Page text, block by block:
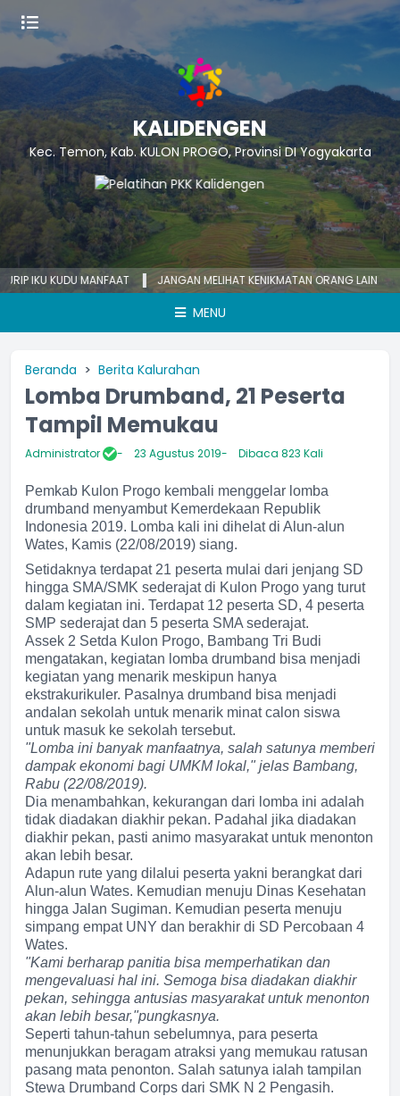
KALIDENGEN
Kec. Temon, Kab. KULON PROGO, Provinsi DI Yogyakarta
KUDU MANFAAT JANGAN MELIHAT KENIKMATAN ORANG LAIN
MENU
Beranda Berita Kalurahan
Lomba Drumband, 21 Peserta
Tampil Memukau
Administrator 23 Agustus 2019 Dibaca 823 Kali
Pemkab Kulon Progo kembali menggelar lomba
drumband menyambut Kemerdekaan Republik
Indonesia 2019. Lomba kali ini dihelat di Alun-alun
Wates, Kamis (22/08/2019) siang.
Setidaknya terdapat 21 peserta mulai dari jenjang SD
hingga SMA/SMK sederajat di Kulon Progo yang turut
dalam kegiatan ini. Terdapat 12 peserta SD, 4 peserta
SMP sederajat dan 5 peserta SMA sederajat.
Assek 2 Setda Kulon Progo, Bambang Tri Budi
mengatakan, kegiatan lomba drumband bisa menjadi
kegiatan yang menarik meskipun hanya
ekstrakurikuler. Pasalnya drumband bisa menjadi
andalan sekolah untuk menarik minat calon siswa
untuk masuk ke sekolah tersebut.
"Lomba ini banyak manfaatnya, salah satunya memberi
dampak ekonomi bagi UMKM lokal," jelas Bambang,
Rabu (22/08/2019).
Dia menambahkan, kekurangan dari lomba ini adalah
tidak diadakan diakhir pekan. Padahal jika diadakan
diakhir pekan, pasti animo masyarakat untuk menonton
akan lebih besar.
Adapun rute yang dilalui peserta yakni berangkat dari
Alun-alun Wates. Kemudian menuju Dinas Kesehatan
hingga Jalan Sugiman. Kemudian peserta menuju
simpang empat UNY dan berakhir di SD Percobaan 4
Wates.
"Kami berharap panitia bisa memperhatikan dan
mengevaluasi hal ini. Semoga bisa diadakan diakhir
pekan, sehingga antusias masyarakat untuk menonton
akan lebih besar,"pungkasnya.
Seperti tahun-tahun sebelumnya, para peserta
menunjukkan beragam atraksi yang memukau ratusan
pasang mata penonton. Salah satunya ialah tampilan
Stewa Drumband Corps dari SMK N 2 Pengasih.